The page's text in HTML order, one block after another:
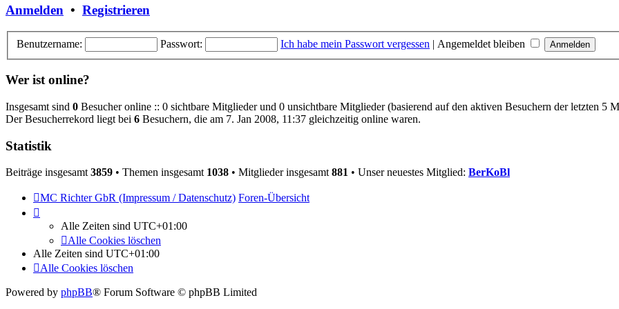
Anmelden • Registrieren
Benutzername: Passwort: Ich habe mein Passwort vergessen | Angemeldet bleiben
Wer ist online?
Insgesamt sind 0 Besucher online :: 0 sichtbare Mitglieder und 0 unsichtbare Mitglieder (basierend auf den aktiven Besuchern der letzten 5
Der Besucherrekord liegt bei 6 Besuchern, die am 7. Jan 2008, 11:37 gleichzeitig online waren.
Statistik
Beiträge insgesamt 3859 • Themen insgesamt 1038 • Mitglieder insgesamt 881 • Unser neuestes Mitglied: BerKoBl
MC Richter GbR (Impressum / Datenschutz) Foren-Übersicht
Alle Zeiten sind UTC+01:00
Alle Cookies löschen
Alle Zeiten sind UTC+01:00
Alle Cookies löschen
Powered by phpBB® Forum Software © phpBB Limited